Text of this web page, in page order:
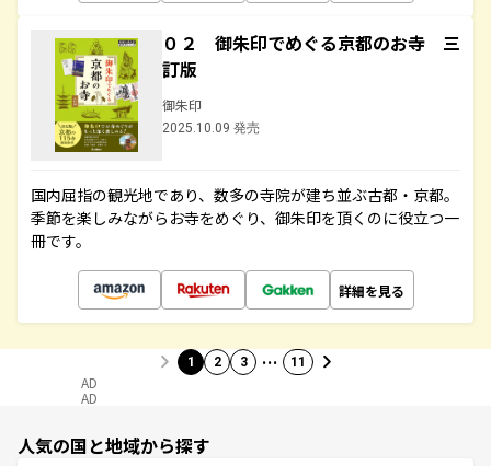
０２ 御朱印でめぐる京都のお寺 三
訂版
御朱印
2025.10.09 発売
国内屈指の観光地であり、数多の寺院が建ち並ぶ古都・京都。
季節を楽しみながらお寺をめぐり、御朱印を頂くのに役立つ一
冊です。
詳細を見る
1 2 3 … 11
AD
AD
人気の国と地域から探す